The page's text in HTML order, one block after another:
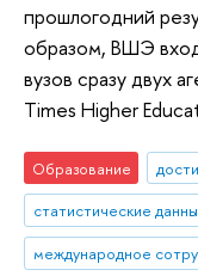
прошлогодний
образом, ВШЭ
вузов сразу двух
Times Higher
Образование
статистические
международное